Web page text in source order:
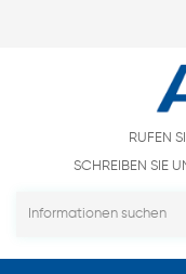
RUFEN
SCHREIBEN SIE